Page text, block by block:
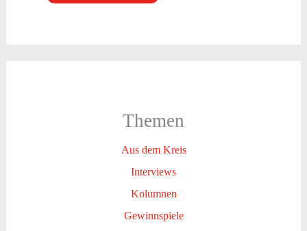
Themen
Aus dem Kreis
Interviews
Kolumnen
Gewinnspiele